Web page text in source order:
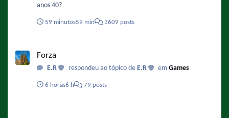
anos 40?
59 minutos59 min 3609 posts
Forza
E.R respondeu ao tópico de E.R emGames
6 horas6 h 79 posts